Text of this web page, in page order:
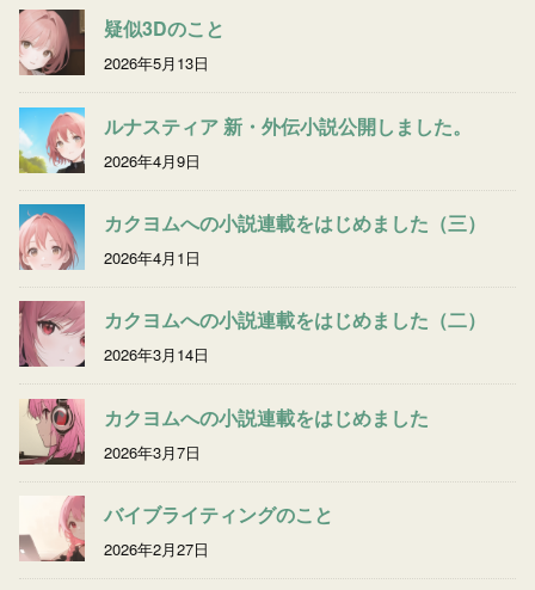
疑似3Dのこと
2026年5月13日
ルナスティア 新・外伝小説公開しました。
2026年4月9日
カクヨムへの小説連載をはじめました（三）
2026年4月1日
カクヨムへの小説連載をはじめました（二）
2026年3月14日
カクヨムへの小説連載をはじめました
2026年3月7日
バイブライティングのこと
2026年2月27日